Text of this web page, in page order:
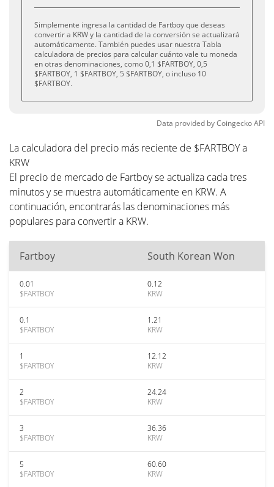
Simplemente ingresa la cantidad de Fartboy que deseas
convertir a KRW y la cantidad de la conversión se actualizará
automáticamente. También puedes usar nuestra Tabla
calculadora de precios para calcular cuánto vale tu moneda
en otras denominaciones, como 0,1 $FARTBOY, 0,5
$FARTBOY, 1 $FARTBOY, 5 $FARTBOY, o incluso 10
$FARTBOY.
Data provided byCoingeckoAPI
La calculadora del precio más reciente de $FARTBOY a
KRW
El precio de mercado de Fartboy se actualiza cada tres
minutos y se muestra automáticamente en KRW. A
continuación, encontrarás las denominaciones más
populares para convertir a KRW.
Fartboy South Korean Won
0.01
$FARTBOY
0.12
KRW
0.1
$FARTBOY
1.21
KRW
1
$FARTBOY
12.12
KRW
2
$FARTBOY
24.24
KRW
3
$FARTBOY
36.36
KRW
5
$FARTBOY
60.60
KRW